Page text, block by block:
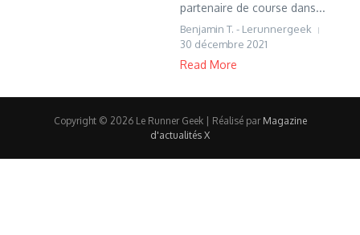
partenaire de course dans...
Benjamin T. - Lerunnergeek
30 décembre 2021
Read More
Copyright © 2026 Le Runner Geek | Réalisé par Magazine
d'actualités X